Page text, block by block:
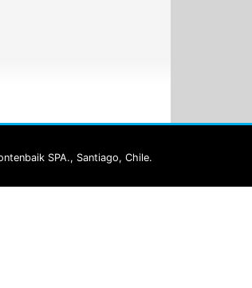
SPA., Santiago, Chile.